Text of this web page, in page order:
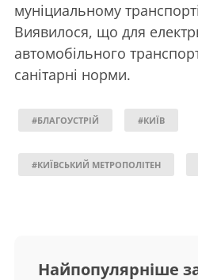
муніциальному
Виявилося, що для
автомобільного
санітарні норми.
#БЛАГОУСТРІЙ #КИЇВ
#КИЇВСЬКИЙ МЕТРОПОЛІТЕН
Найпопулярніше